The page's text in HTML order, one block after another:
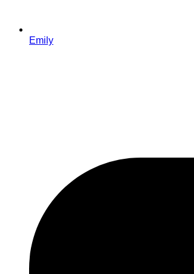
Emily